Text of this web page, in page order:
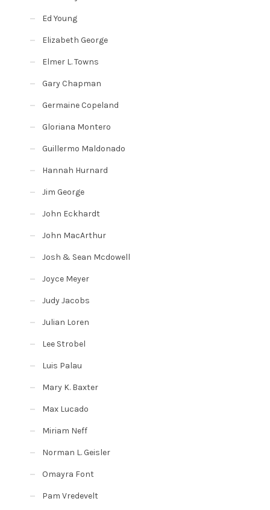
Ed Young
Elizabeth George
Elmer L. Towns
Gary Chapman
Germaine Copeland
Gloriana Montero
Guillermo Maldonado
Hannah Hurnard
Jim George
John Eckhardt
John MacArthur
Josh & Sean Mcdowell
Joyce Meyer
Judy Jacobs
Julian Loren
Lee Strobel
Luis Palau
Mary K. Baxter
Max Lucado
Miriam Neff
Norman L. Geisler
Omayra Font
Pam Vredevelt